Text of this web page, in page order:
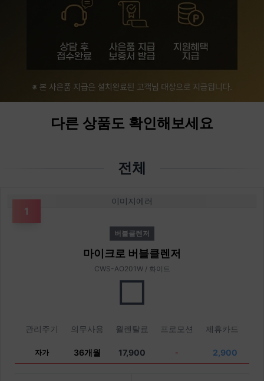
다른 상품도 확인해보세요
전체
1
이미지에러
버블클렌저
마이크로 버블클렌저
CWS-AO201W / 화이트
관리주기 의무사용 월렌탈료 프로모션 제휴카드
자가 36개월 17,900 - 2,900